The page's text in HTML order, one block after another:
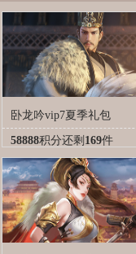
卧龙吟vip7夏季礼包
58888积分还剩 169件